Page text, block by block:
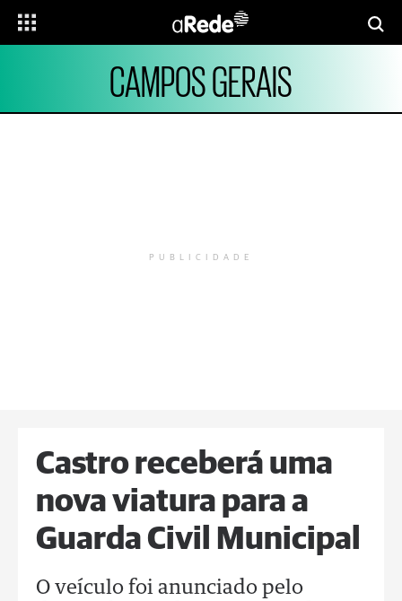
CAMPOS GERAIS
PUBLICIDADE
Castro receberá uma
nova viatura para a
Guarda Civil Municipal
O veículo foi anunciado pelo